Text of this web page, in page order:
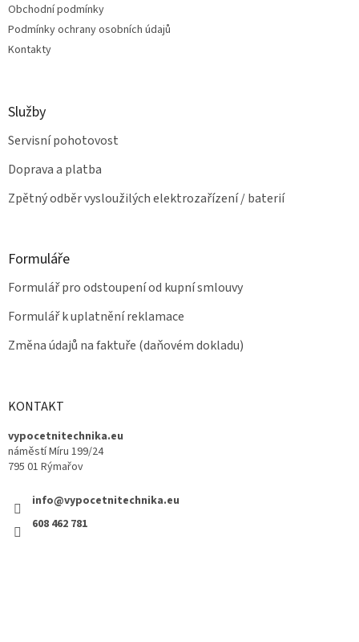
Obchodní podmínky
Podmínky ochrany osobních údajů
Kontakty
Služby
Servisní pohotovost
Doprava a platba
Zpětný odběr vysloužilých elektrozařízení / baterií
Formuláře
Formulář pro odstoupení od kupní smlouvy
Formulář k uplatnění reklamace
Změna údajů na faktuře (daňovém dokladu)
KONTAKT
vypocetnitechnika.eu
náměstí Míru 199/24
795 01 Rýmařov
info@vypocetnitechnika.eu
608 462 781